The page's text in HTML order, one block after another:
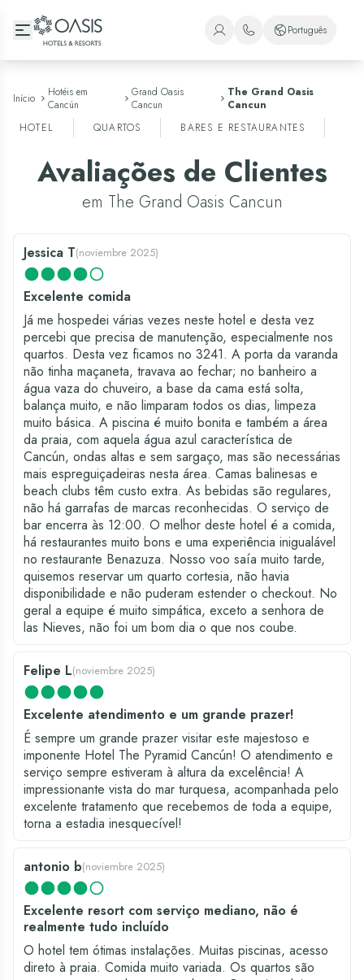
Oasis Hotels & Resorts
+1 (800) 446-2747
+52 998 240 7091
Português
Espanhol
Inglês
Português
Início
Hotéis em
Cancún
Grand Oasis
Cancun
The Grand Oasis
Cancun
HOTEL
QUARTOS BARES E RESTAURANTES
Avaliações de Clientes
em The Grand Oasis Cancun
Jessica T(noviembre 2025)
Excelente comida
Já me hospedei várias vezes neste hotel e desta vez
percebi que precisa de manutenção, especialmente nos
quartos. Desta vez ficamos no 3241. A porta da varanda
não tinha maçaneta, travava ao fechar; no banheiro a
água vaza do chuveiro, a base da cama está solta,
balança muito, e não limparam todos os dias, limpeza
muito básica. A piscina é muito bonita e também a área
da praia, com aquela água azul característica de
Cancún, ondas altas e sem sargaço, mas são necessárias
mais espreguiçadeiras nesta área. Camas balinesas e
beach clubs têm custo extra. As bebidas são regulares,
não há garrafas de marcas reconhecidas. O serviço de
bar encerra às 12:00. O melhor deste hotel é a comida,
há restaurantes muito bons e uma experiência inigualável
no restaurante Benazuza. Nosso voo saía muito tarde,
quisemos reservar um quarto cortesia, não havia
disponibilidade e não puderam estender o checkout. No
geral a equipe é muito simpática, exceto a senhora de
las Nieves, não foi um bom dia o que nos coube.
Felipe L(noviembre 2025)
Excelente atendimento e um grande prazer!
É sempre um grande prazer visitar este majestoso e
imponente Hotel The Pyramid Cancún! O atendimento e
serviço sempre estiveram à altura da excelência! A
impressionante vista do mar turquesa, acompanhada pelo
excelente tratamento que recebemos de toda a equipe,
torna a estadia inesquecível!
antonio b(noviembre 2025)
Excelente resort com serviço mediano, não é
realmente tudo incluído
O hotel tem ótimas instalações. Muitas piscinas, acesso
direto à praia. Comida muito variada. Os quartos são